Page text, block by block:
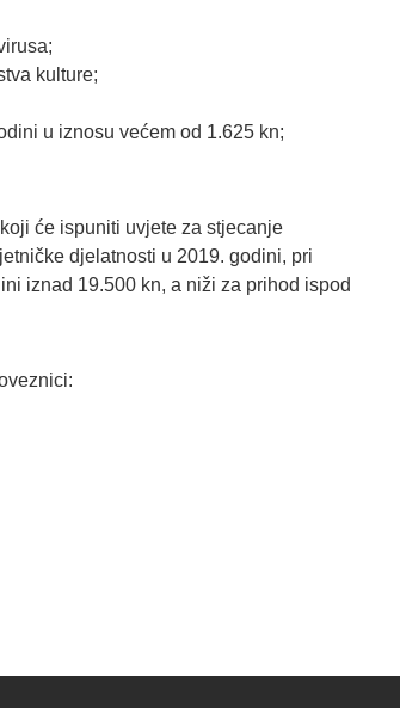
kulture;
u iznosu većem od 1.625 kn;
će ispuniti uvjete za stjecanje
djelatnosti u 2019. godini, pri
iznad 19.500 kn, a niži za prihod ispod